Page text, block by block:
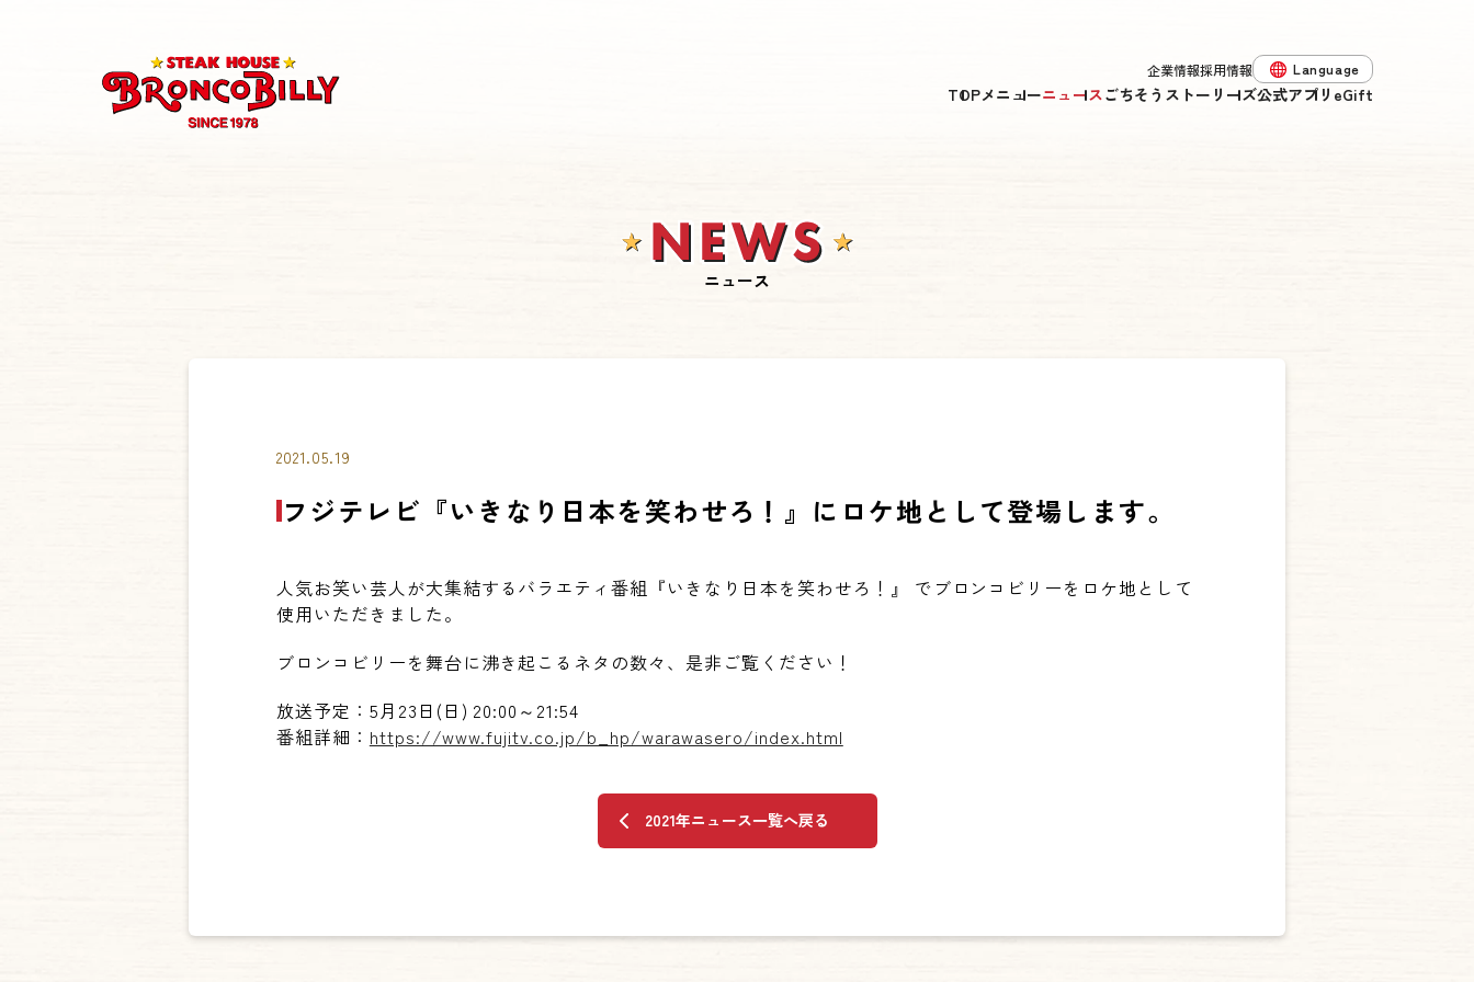
TOPメニューニュースごちそうストーリーズ公式アプリ eGift
企業情報採用情報 Language
한국어
ニュース
2021.05.19
フジテレビ『いきなり日本を笑わせろ！』にロケ地として登場します。
人気お笑い芸人が大集結するバラエティ番組『いきなり日本を笑わせろ！』 でブロンコビリーをロケ地として
使用いただきました。
ブロンコビリーを舞台に沸き起こるネタの数々、是非ご覧ください！
放送予定：5月23日(日) 20:00～21:54
番組詳細： https://www.fujitv.co.jp/b_hp/warawasero/index.html
2021年ニュース一覧へ戻る